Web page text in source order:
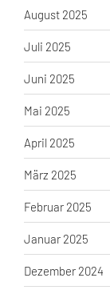
August 2025
Juli 2025
Juni 2025
Mai 2025
April 2025
März 2025
Februar 2025
Januar 2025
Dezember 2024